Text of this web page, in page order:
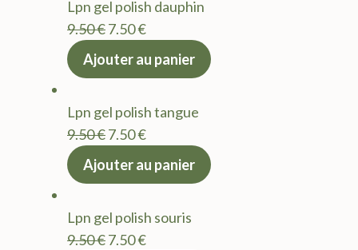
9.50 €.7.50 €.
Lpn gel polish dauphin
9.50€Le
prix
9.50 €.
7.50€Le
actuel
7.50 €.
Ajouter au panier
Lpn gel polish tangue
9.50€Le
prix
9.50 €.
7.50€Le
actuel
7.50 €.
Ajouter au panier
Lpn gel polish souris
9.50€Le
7.50€Le